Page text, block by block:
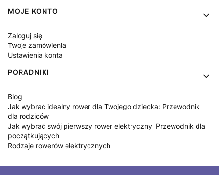
MOJE KONTO
Zaloguj się
Twoje zamówienia
Ustawienia konta
PORADNIKI
Blog
Jak wybrać idealny rower dla Twojego dziecka: Przewodnik
dla rodziców
Jak wybrać swój pierwszy rower elektryczny: Przewodnik dla
początkujących
Rodzaje rowerów elektrycznych